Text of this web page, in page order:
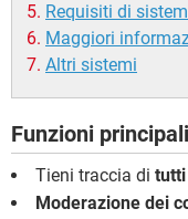
Requisiti di
Maggiori
Altri sistemi
Funzioni principali
Tieni traccia di
Moderazione dei